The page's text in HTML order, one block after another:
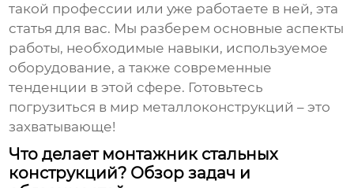
такой профессии или уже работаете в ней, эта
статья для вас. Мы разберем основные аспекты
работы, необходимые навыки, используемое
оборудование, а также современные
тенденции в этой сфере. Готовьтесь
погрузиться в мир металлоконструкций – это
захватывающе!
Что делает монтажник стальных
конструкций? Обзор задач и